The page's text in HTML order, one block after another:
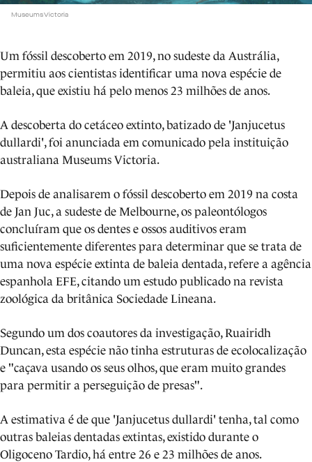
Museums Victoria
Um fóssil descoberto em 2019, no sudeste da Austrália,
permitiu aos cientistas identificar uma nova espécie de
baleia, que existiu há pelo menos 23 milhões de anos.
A descoberta do cetáceo extinto, batizado de 'Janjucetus
dullardi', foi anunciada em comunicado pela instituição
australiana Museums Victoria.
Depois de analisarem o fóssil descoberto em 2019 na costa
de Jan Juc, a sudeste de Melbourne, os paleontólogos
concluíram que os dentes e ossos auditivos eram
suficientemente diferentes para determinar que se trata de
uma nova espécie extinta de baleia dentada, refere a agência
espanhola EFE, citando um estudo publicado na revista
zoológica da britânica Sociedade Lineana.
Segundo um dos coautores da investigação, Ruairidh
Duncan, esta espécie não tinha estruturas de ecolocalização
e "caçava usando os seus olhos, que eram muito grandes
para permitir a perseguição de presas".
A estimativa é de que 'Janjucetus dullardi' tenha, tal como
outras baleias dentadas extintas, existido durante o
Oligoceno Tardio, há entre 26 e 23 milhões de anos.